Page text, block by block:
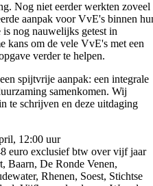
Nog niet eerder werkten zoveel
aanpak voor VvE's binnen
nog nauwelijks getest in
kans om de vele VvE's met een
verder te helpen.
spijtvrije aanpak: een integrale
samenkomen.Wij
te schrijven en deze uitdaging
12:00 uur
euro exclusief btw over vijf jaar
Baarn, De Ronde Venen,
Rhenen, Soest, Stichtse